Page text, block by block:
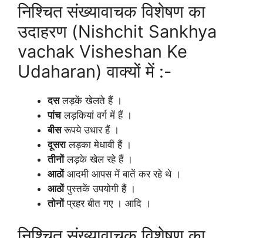
निश्चित संख्यावाचक विशेषण का
उदाहरण (Nishchit Sankhya
vachak Visheshan Ke
Udaharan) वाक्यों में :-
दसलड़कें खेलते हैं ।
पांचलड़कियां वर्ग में हैं ।
बीसरूपये उधार हैं ।
दूसरालड़का मेधावी हैं ।
तीनोंलड़के खेल रहे हैं ।
आठोंआदमी आपस में बातें कर रहे थे ।
आठोंपुस्तकें उपयोगी हैं ।
तोनोंप्रहर बीत गए । आदि ।